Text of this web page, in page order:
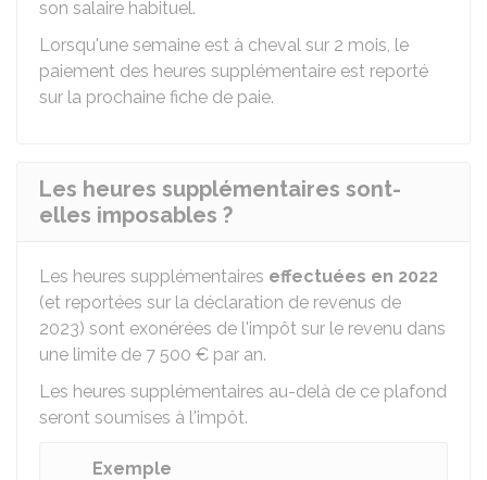
son salaire habituel.
Lorsqu'une semaine est à cheval sur 2 mois, le
paiement des heures supplémentaire est reporté
sur la prochaine fiche de paie.
Les heures supplémentaires sont-
elles imposables ?
Les heures supplémentaires effectuées en 2022
(et reportées sur la déclaration de revenus de
2023) sont exonérées de l'impôt sur le revenu dans
une limite de 7 500 € par an.
Les heures supplémentaires au-delà de ce plafond
seront soumises à l'impôt.
Exemple